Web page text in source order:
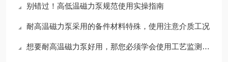
别错过！高低温磁力泵规范使用实操指南
耐高温磁力泵采用的备件材料特殊，使用注意介质工况
想要耐高温磁力泵好用，那您必须学会使用工艺监测装置